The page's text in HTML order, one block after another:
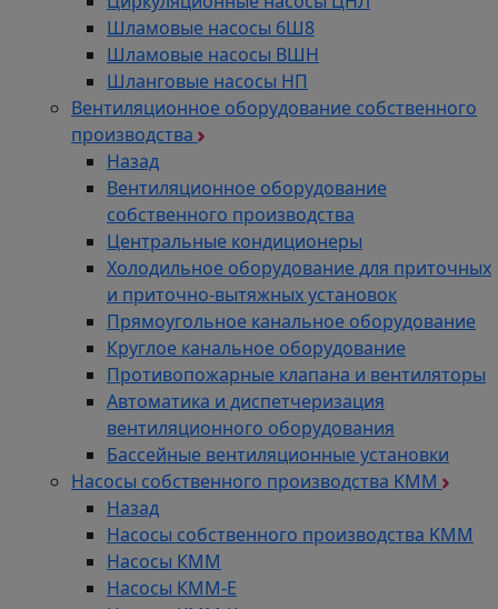
Шламовые насосы 6Ш8
Шламовые насосы ВШН
Шланговые насосы НП
Вентиляционное оборудование собственного
производства
Назад
Вентиляционное оборудование
собственного производства
Центральные кондиционеры
Холодильное оборудование для приточных
и приточно-вытяжных установок
Прямоугольное канальное оборудование
Круглое канальное оборудование
Противопожарные клапана и вентиляторы
Автоматика и диспетчеризация
вентиляционного оборудования
Бассейные вентиляционные установки
Насосы собственного производства KMM
Назад
Насосы собственного производства KMM
Насосы КММ
Насосы КММ-Е